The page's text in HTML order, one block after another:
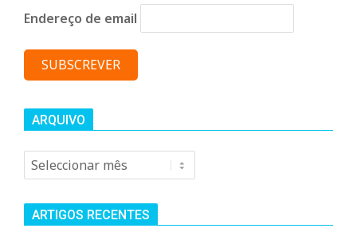
Endereço de email
ARQUIVO
Arquivo
ARTIGOS RECENTES